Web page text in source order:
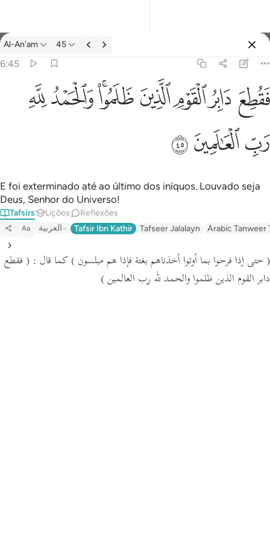
Tafsir: Al-An'am 6:45
Al-An'am 45
6:45
فقطع دابر القوم الذين ظلموا والحمد لله رب العالمين ٤٥
ٱلْقَوْمِ ٱلَّذِينَ ظَلَمُوا۟ ۚ وَٱلْحَمْدُ لِلَّهِ رَبِّ ٱلْعَـٰلَمِينَ ٤٥ﱁ ﱂﱃﱄﱅﱆﱇﱈ
ﱉﱊﱋ
E foi exterminado até ao último dos iníquos. Louvado seja
Deus, Senhor do Universo!
Tafsirs Lições Reflexões
Aa العربية Tafsir Ibn Kathir Tafseer Jalalayn Arabic Tanweer
( حتى إذا فرحوا بما أوتوا أخذناهم بغتة فإذا هم مبلسون ) كما قال : ( فقطع
دابر القوم الذين ظلموا والحمد لله رب العالمين )